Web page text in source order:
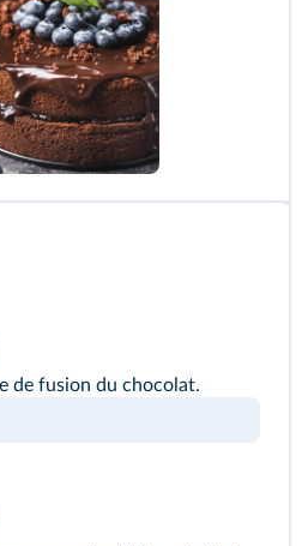
Suglobova/Shutterstock
de fusion du chocolat.